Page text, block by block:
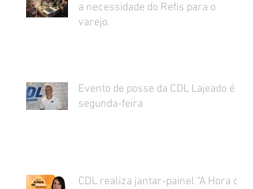
a necessidade do Refis para o
varejo.
Evento de posse da CDL Lajeado é
segunda-feira
CDL realiza jantar-painel “A Hora da